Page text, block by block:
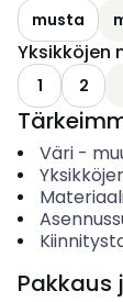
musta
Yksikköjen
1 2
Väri-
Pakkaus